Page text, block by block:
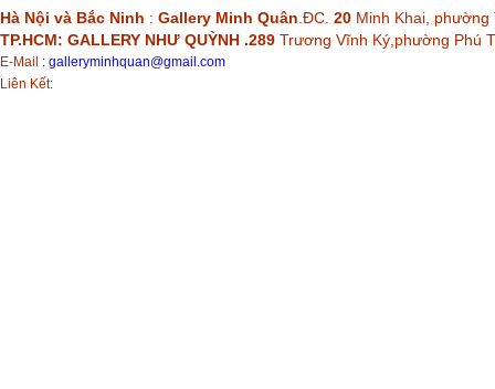
Hà Nội và Bắc Ninh : Gallery Minh Quân .ĐC. 20 Minh Khai,
TP.HCM: GALLERY NHƯ QUỲNH .289 Trương Vĩnh Ký,phường Phú
E-Mail : galleryminhquan@gmail.com
Liên Kết: